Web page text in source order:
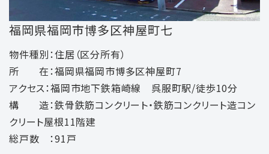
福岡県福岡市博多区神屋町七
物件種別：住居（区分所有）
所 在：福岡県福岡市博多区神屋町7
アクセス：福岡市地下鉄箱崎線 呉服町駅/徒歩10分
構 造：鉄骨鉄筋コンクリート・鉄筋コンクリート造コン
クリート屋根11階建
総戸数 ：91戸